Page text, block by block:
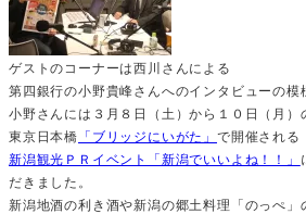
ゲストのコーナーは西川さんによる
第四銀行の小野貴峰さんへのインタビューの模
小野さんには３月８日（土）から１０日（月）
東京日本橋 「ブリッジにいがた」で開催される
新潟観光ＰＲイベント「新潟でいいよね！！」
だきました。
新潟地酒の利き酒や新潟の郷土料理「のっぺ」